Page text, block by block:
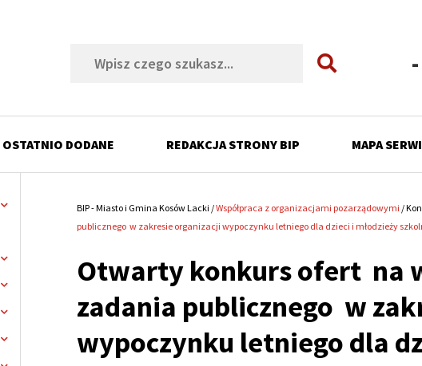
OSTATNIO DODANE REDAKCJA STRONY BIP MAPA
Rozwiń
Rozwiń
Rada
i
Gminy
Rozwiń
Rozwiń
Rozwiń
Ścieżka
nawigacyjna
BIP - Miasto i Gmina Kosów Lacki Współpraca z organizacjami pozarządowymi
publicznego w zakresie organizacji wypoczynku letniego dla dzieci i młodzieży
Otwarty konkurs ofert na
zadania publicznego w
wypoczynku letniego dla